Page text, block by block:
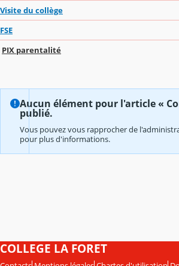
Visite du collège
FSE
PIX parentalité
Aucun élément pour l'article «
publié.
Vous pouvez vous rapprocher de
pour plus d'informations.
COLLEGE LA FORET